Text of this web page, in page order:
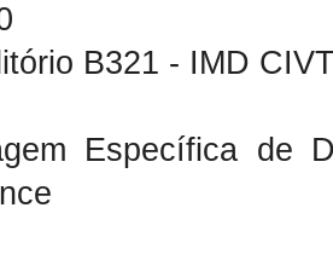
B321 - IMD
Específica de